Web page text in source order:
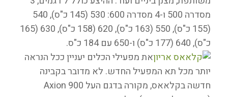
מסדרה 500 ו-4 מסדרה 600: 530 (145 כ"ס), 540
(155 כ"ס), 550 (163 כ"ס), 620 (158 כ"ס), 630 (165
כ"ס), 640 (177 כ"ס) ו-650 עם 184 כ"ס.
את מפעילי הכלים יעניין ככל הנראה
יותר מכל תא המפעיל החדש. לא מדובר בקבינה
חדשה בקלאאס, מקורה בדגם העל Axion 900